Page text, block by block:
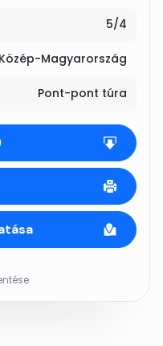
5/4
Közép-Magyarország
Pont-pont túra